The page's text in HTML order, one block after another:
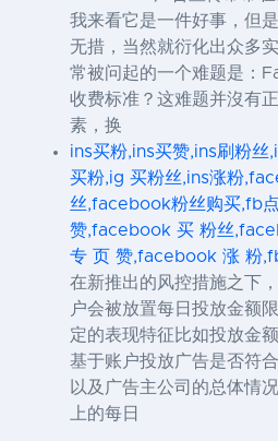
我来看它是一件好事，但
无措，当然就衍化出众多
常被问起的一个难题是：
收费标准？这难题并沒有
素，换
ins买粉,ins买赞,ins刷粉丝
买粉,ig 买粉丝,ins涨粉
丝,facebook粉丝购买,fb
赞,facebook 买 粉丝
专 页 赞,facebook 涨 粉
在新推出的风控措施之下
户会被放置每日投放金额
定的表现特征比如投放金
基于账户投放广告是否符
以及广告主公司的总体情
上的每日